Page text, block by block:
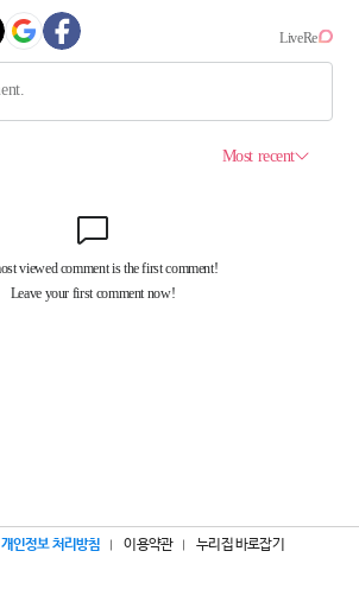
개인정보 처리방침 이용약관 누리집 바로잡기